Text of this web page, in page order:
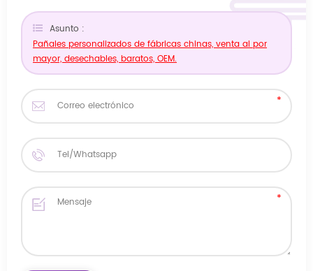
Asunto :
Pañales personalizados de fábricas chinas, venta al por
mayor, desechables, baratos, OEM.